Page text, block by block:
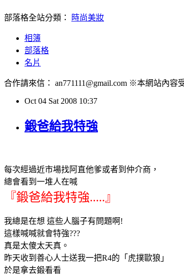
部落格全站分類： 時尚美妝
相簿
部落格
名片
合作請來信： an771111@gmail.com ※本網站內
Oct 04 Sat 2008 10:37
鍛爸給我特強
每次經過近市場找阿直他爹或者到仲介商，
總會看到一堆人在喊
『鍛爸給我特強.....』
我總是在想 這些人腦子有問題啊!
這樣喊喊就會特強???
真是太傻太天真。
昨天收到善心人士送我一把R4的「虎撲歐狼」
於是拿去鍛看看